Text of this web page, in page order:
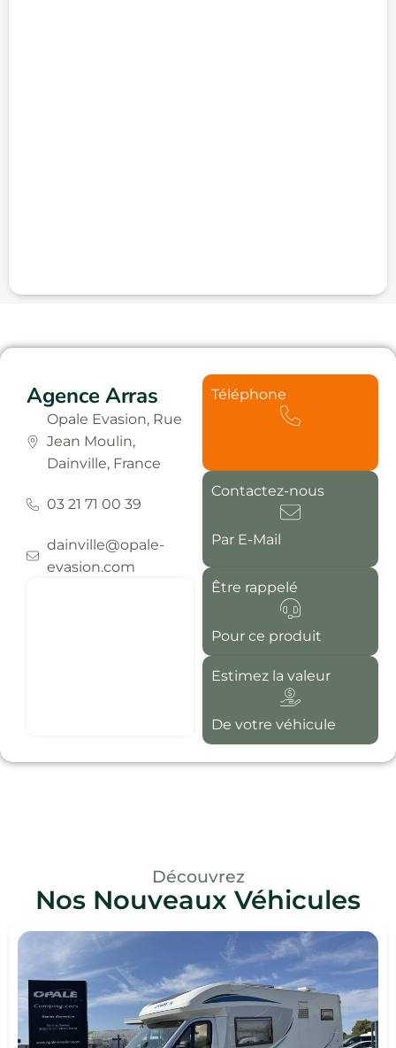
Agence Arras
Opale Evasion, Rue
Jean Moulin,
Dainville, France
03 21 71 00 39
dainville@opale-
evasion.com
Téléphone
Contactez-nous
Par E-Mail
Être rappelé
Pour ce produit
Estimez la valeur
De votre véhicule
Découvrez
Nos Nouveaux Véhicules